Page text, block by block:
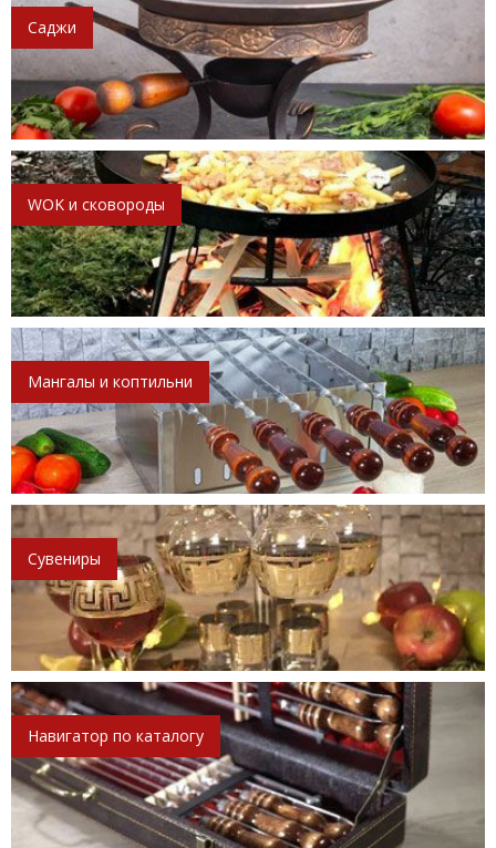
Саджи
WOK и сковороды
Мангалы и коптильни
Сувениры
Навигатор по каталогу